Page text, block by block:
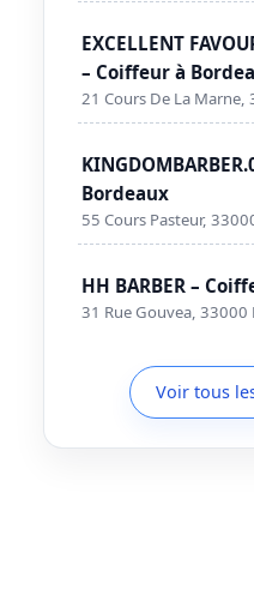
EXCELLENT
– Coiffeur à
21 Cours De La
Bordeaux
55 Cours Pasteur,
HH BARBER –
31 Rue Gouvea, 33000
Voir tous